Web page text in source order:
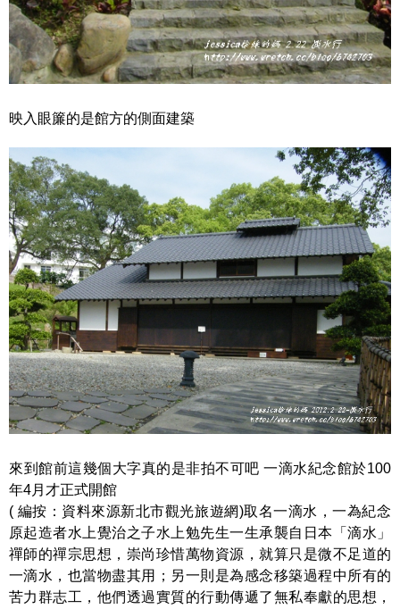
映入眼簾的是館方的側面建築
來到館前這幾個大字真的是非拍不可吧 一滴水紀念館於100
年4月才正式開館
( 編按：資料來源新北市觀光旅遊網)取名一滴水，一為紀念
原起造者水上覺治之子水上勉先生一生承襲自日本「滴水」
禪師的禪宗思想，崇尚珍惜萬物資源，就算只是微不足道的
一滴水，也當物盡其用；另一則是為感念移築過程中所有的
苦力群志工，他們透過實質的行動傳遞了無私奉獻的思想，